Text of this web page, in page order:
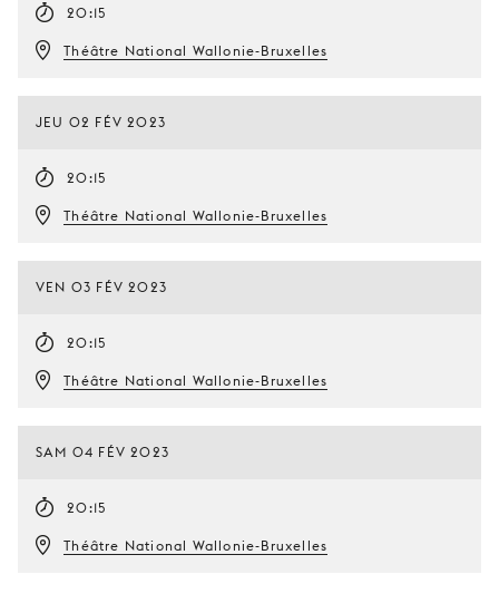
20:15
Théâtre National Wallonie-Bruxelles
JEU 02 FÉV 2023
20:15
Théâtre National Wallonie-Bruxelles
VEN 03 FÉV 2023
20:15
Théâtre National Wallonie-Bruxelles
SAM 04 FÉV 2023
20:15
Théâtre National Wallonie-Bruxelles